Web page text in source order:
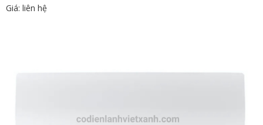
Giá: liên hệ